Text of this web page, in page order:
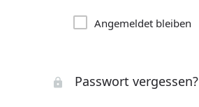
Angemeldet bleiben
Passwort vergessen?